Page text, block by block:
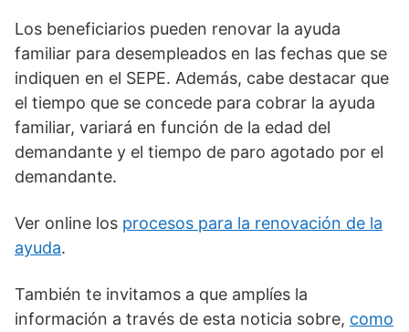
Los beneficiarios pueden renovar la ayuda
familiar para desempleados en las fechas que se
indiquen en el SEPE. Además, cabe destacar que
el tiempo que se concede para cobrar la ayuda
familiar, variará en función de la edad del
demandante y el tiempo de paro agotado por el
demandante.
Ver online los procesos para la renovación de la
ayuda.
También te invitamos a que amplíes la
información a través de esta noticia sobre, como